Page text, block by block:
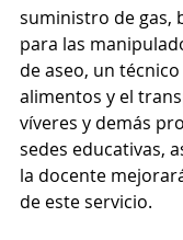
suministro de gas,
para las
de aseo, un
alimentos y el
víveres y demás
sedes educativas,
la docente
de este servicio.